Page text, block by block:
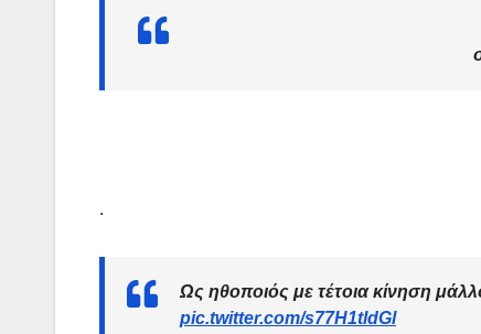
.
Ως ηθοποιός με τέτοια κίνηση
pic.twitter.com/s77H1tldGl